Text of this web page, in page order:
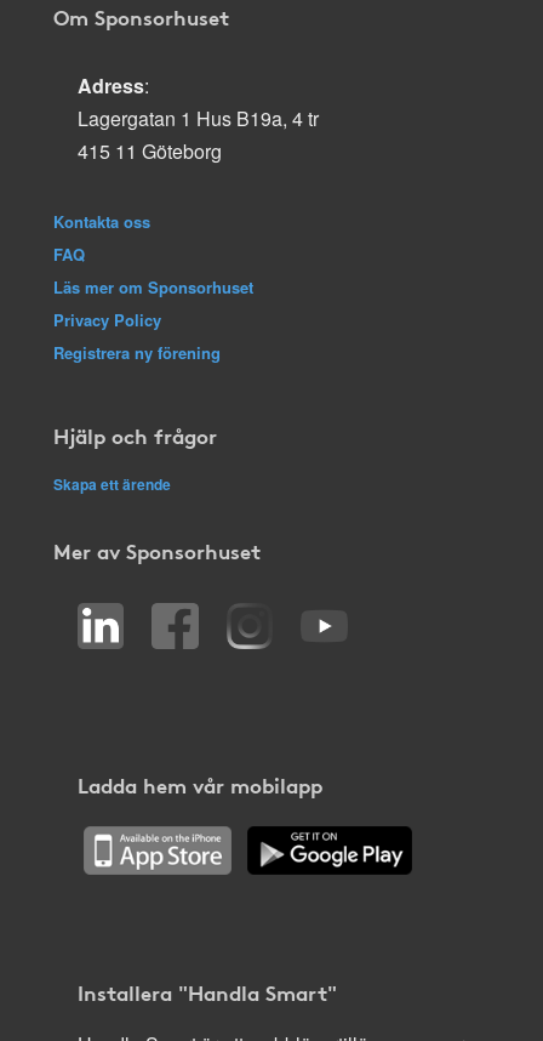
Om Sponsorhuset
Adress:
Lagergatan 1 Hus B19a, 4 tr
415 11 Göteborg
Kontakta oss
FAQ
Läs mer om Sponsorhuset
Privacy Policy
Registrera ny förening
Hjälp och frågor
Skapa ett ärende
Mer av Sponsorhuset
Ladda hem vår mobilapp
Installera "Handla Smart"